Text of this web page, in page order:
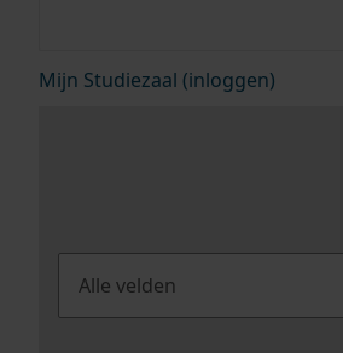
Mijn Studiezaal (inloggen)